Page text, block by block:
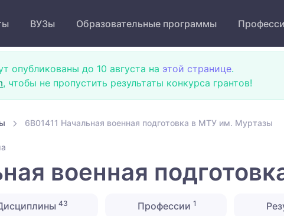
ВУЗы Образовательные программы
опубликованы до 10 августа на этой странице.
, чтобы не пропустить результаты конкурса грантов!
6B01411 Начальная военная подготовка в МТУ им. Муртазы
военная
43 Профессии1